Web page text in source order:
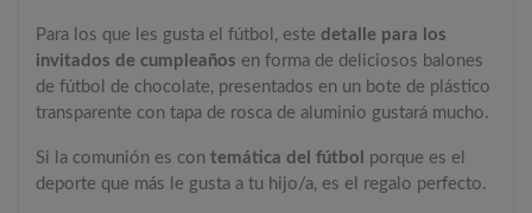
Para los que les gusta el fútbol, estedetalle para los
invitados de cumpleaños en forma de deliciosos balones
de fútbol de chocolate, presentados en un bote de plástico
transparente con tapa de rosca de aluminio gustará mucho.
Si la comunión es contemática del fútbol
porque es el
deporte que más le gusta a tu hijo/a, es el regalo perfecto.